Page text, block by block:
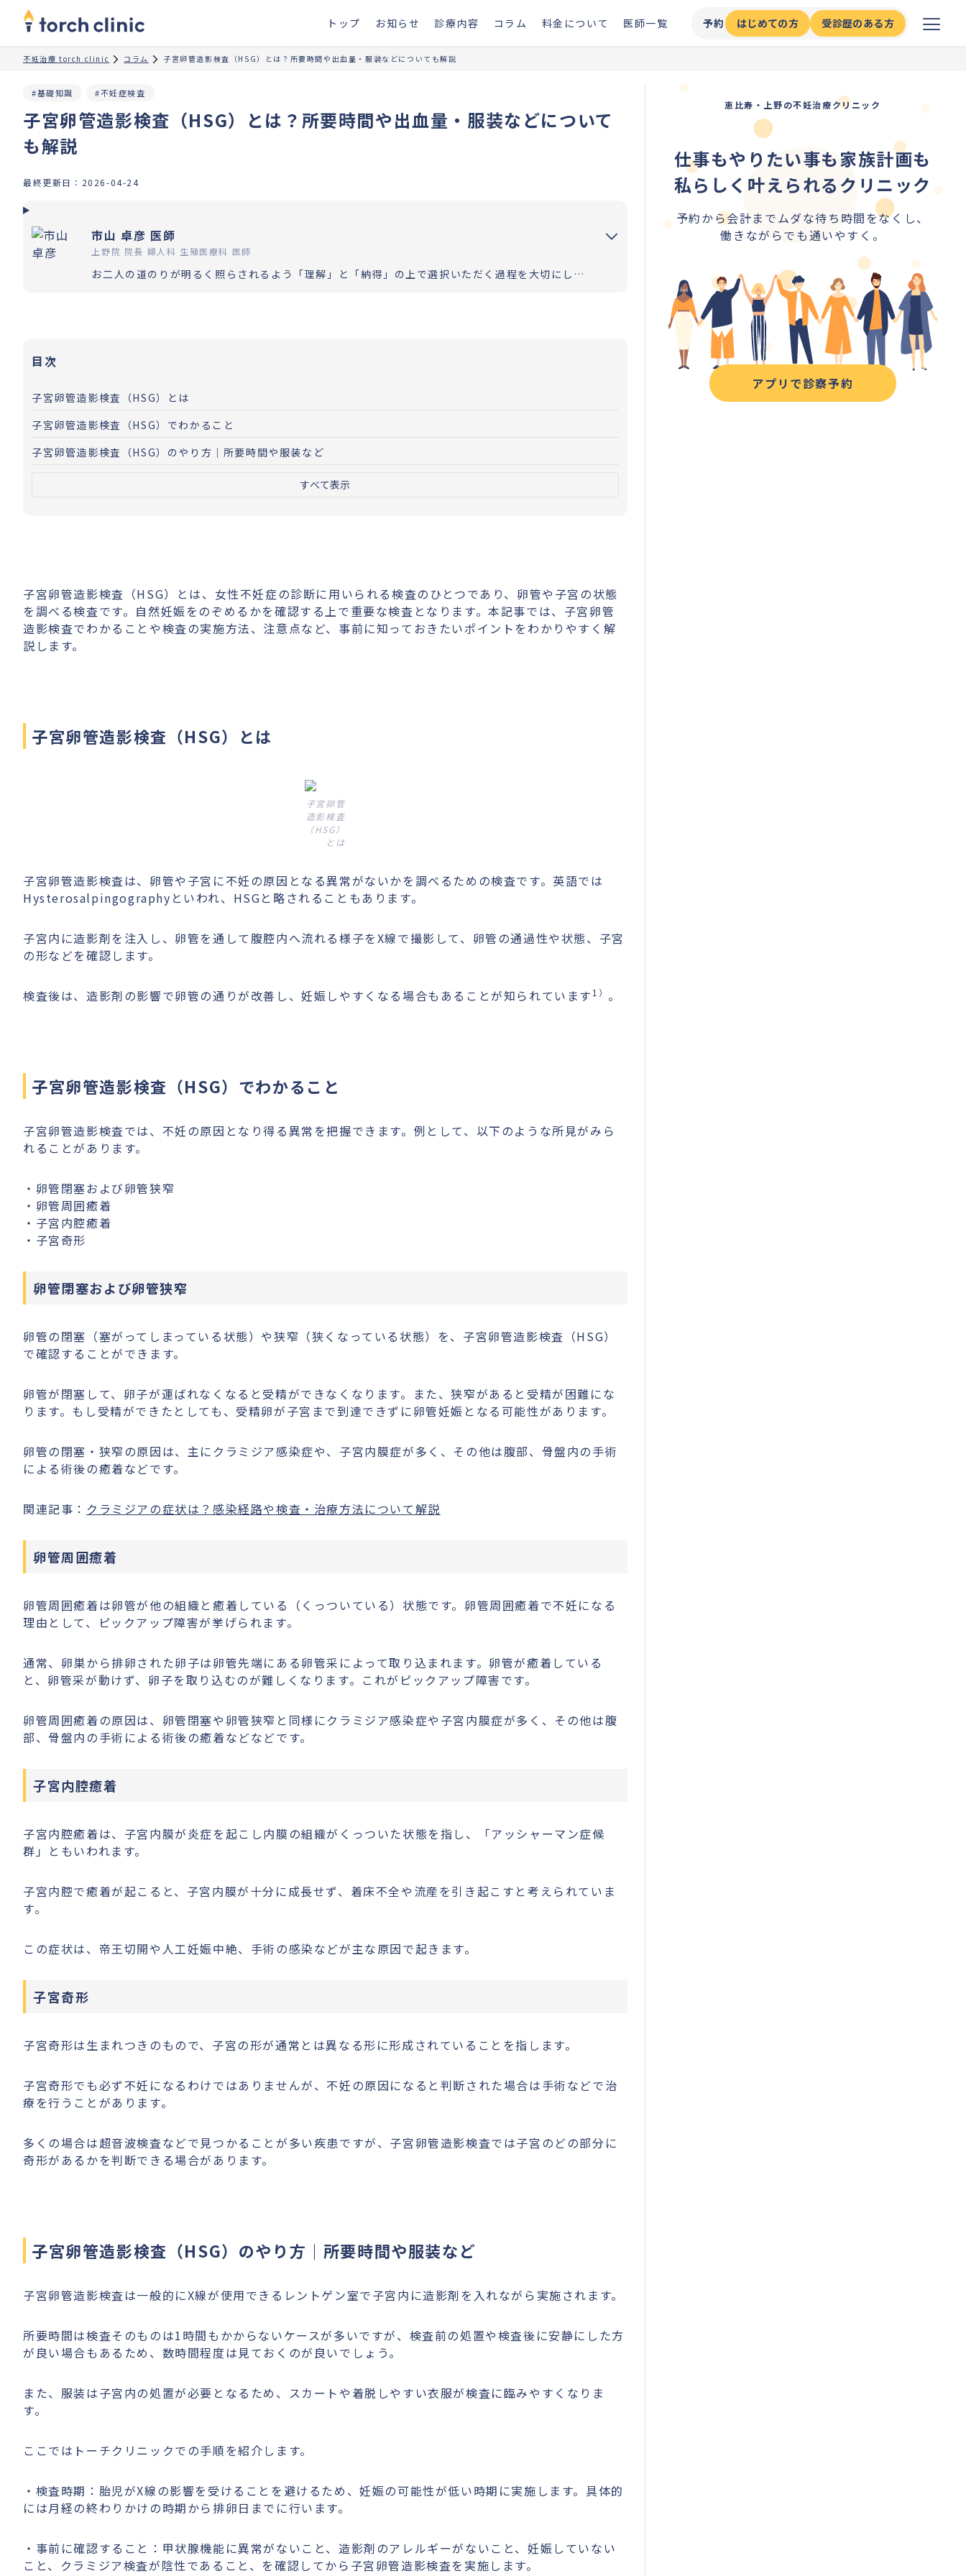
トップ お知らせ 診療内容 コラム 料金について 医師一覧 予約 はじめての方 受診歴のある方
不妊治療 torch clinic コラム 子宮卵管造影検査（HSG）とは？所要時間や出血量・服装などについても解説
子宮卵管造影検査（HSG）とは？所要時間や出血量・服装などについて
も解説
#基礎知識 #不妊症検査
最終更新日： 2026-04-24
市山 卓彦 医師
上野院 院長 婦人科 生殖医療科 医師
お二人の道のりが明るく照らされるよう「理解」と「納得」の上で選択いただく過程を大切にしています。エビデンスに基づいた高水準の医療提供により「幸せな家族計画の実現」をお手伝いさせていただきます。
目次
子宮卵管造影検査（HSG）とは
子宮卵管造影検査（HSG）でわかること
子宮卵管造影検査（HSG）のやり方｜所要時間や服装など
すべて表示
子宮卵管造影検査（HSG）とは、女性不妊症の診断に用いられる検査のひとつであり、卵管や子宮の状態
を調べる検査です。自然妊娠をのぞめるかを確認する上で重要な検査となります。本記事では、子宮卵管
造影検査でわかることや検査の実施方法、注意点など、事前に知っておきたいポイントをわかりやすく解
説します。
子宮卵管造影検査（HSG）とは
子宮卵管
造影検査
（HSG）
とは
子宮卵管造影検査は、卵管や子宮に不妊の原因となる異常がないかを調べるための検査です。英語では
Hysterosalpingographyといわれ、HSGと略されることもあります。
子宮内に造影剤を注入し、卵管を通して腹腔内へ流れる様子をX線で撮影して、卵管の通過性や状態、子宮
の形などを確認します。
検査後は、造影剤の影響で卵管の通りが改善し、妊娠しやすくなる場合もあることが知られています 1） 。
子宮卵管造影検査（HSG）でわかること
子宮卵管造影検査では、不妊の原因となり得る異常を把握できます。例として、以下のような所見がみら
れることがあります。
・卵管閉塞および卵管狭窄
・卵管周囲癒着
・子宮内腔癒着
・子宮奇形
卵管閉塞および卵管狭窄
卵管の閉塞（塞がってしまっている状態）や狭窄（狭くなっている状態）を、子宮卵管造影検査（HSG）
で確認することができます。
卵管が閉塞して、卵子が運ばれなくなると受精ができなくなります。また、狭窄があると受精が困難にな
ります。もし受精ができたとしても、受精卵が子宮まで到達できずに卵管妊娠となる可能性があります。
卵管の閉塞・狭窄の原因は、主にクラミジア感染症や、子宮内膜症が多く、その他は腹部、骨盤内の手術
による術後の癒着などです。
関連記事： クラミジアの症状は？感染経路や検査・治療方法について解説
卵管周囲癒着
卵管周囲癒着は卵管が他の組織と癒着している（くっついている）状態です。卵管周囲癒着で不妊になる
理由として、ピックアップ障害が挙げられます。
通常、卵巣から排卵された卵子は卵管先端にある卵管采によって取り込まれます。卵管が癒着している
と、卵管采が動けず、卵子を取り込むのが難しくなります。これがピックアップ障害です。
卵管周囲癒着の原因は、卵管閉塞や卵管狭窄と同様にクラミジア感染症や子宮内膜症が多く、その他は腹
部、骨盤内の手術による術後の癒着などなどです。
子宮内腔癒着
子宮内腔癒着は、子宮内膜が炎症を起こし内膜の組織がくっついた状態を指し、「アッシャーマン症候
群」ともいわれます。
子宮内腔で癒着が起こると、子宮内膜が十分に成長せず、着床不全や流産を引き起こすと考えられていま
す。
この症状は、帝王切開や人工妊娠中絶、手術の感染などが主な原因で起きます。
子宮奇形
子宮奇形は生まれつきのもので、子宮の形が通常とは異なる形に形成されていることを指します。
子宮奇形でも必ず不妊になるわけではありませんが、不妊の原因になると判断された場合は手術などで治
療を行うことがあります。
多くの場合は超音波検査などで見つかることが多い疾患ですが、子宮卵管造影検査では子宮のどの部分に
奇形があるかを判断できる場合があります。
子宮卵管造影検査（HSG）のやり方｜所要時間や服装など
子宮卵管造影検査は一般的にX線が使用できるレントゲン室で子宮内に造影剤を入れながら実施されます。
所要時間は検査そのものは1時間もかからないケースが多いですが、検査前の処置や検査後に安静にした方
が良い場合もあるため、数時間程度は見ておくのが良いでしょう。
また、服装は子宮内の処置が必要となるため、スカートや着脱しやすい衣服が検査に臨みやすくなりま
す。
ここではトーチクリニックでの手順を紹介します。
・検査時期：胎児がX線の影響を受けることを避けるため、妊娠の可能性が低い時期に実施します。具体的
には月経の終わりかけの時期から排卵日までに行います。
・事前に確認すること：甲状腺機能に異常がないこと、造影剤のアレルギーがないこと、妊娠していない
こと、クラミジア検査が陰性であること、を確認してから子宮卵管造影検査を実施します。
恵比寿・上野の不妊治療クリニック
仕事もやりたい事も家族計画も
私らしく叶えられるクリニック
予約から会計までムダな待ち時間をなくし、
働きながらでも通いやすく。
アプリで診察予約